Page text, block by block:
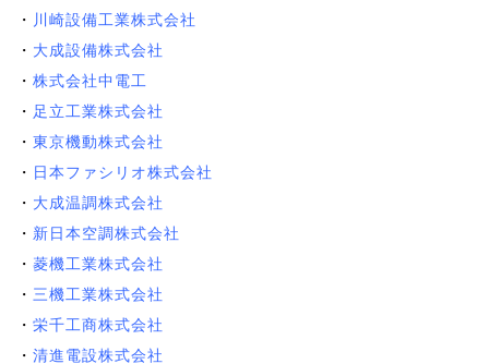
・ 川崎設備工業株式会社
・ 大成設備株式会社
・ 株式会社中電工
・ 足立工業株式会社
・ 東京機動株式会社
・ 日本ファシリオ株式会社
・ 大成温調株式会社
・ 新日本空調株式会社
・ 菱機工業株式会社
・ 三機工業株式会社
・ 栄千工商株式会社
・ 清進電設株式会社